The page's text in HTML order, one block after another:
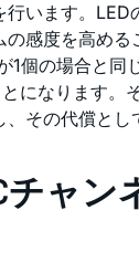
行います。
感度を高める
1個の場合と同
になります。
その代償とし
チャン